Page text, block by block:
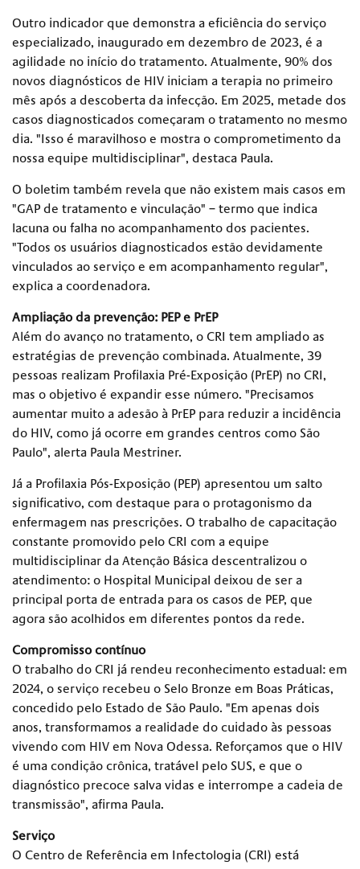
Outro indicador que demonstra a eficiência do serviço
especializado, inaugurado em dezembro de 2023, é a
agilidade no início do tratamento. Atualmente, 90% dos
novos diagnósticos de HIV iniciam a terapia no primeiro
mês após a descoberta da infecção. Em 2025, metade dos
casos diagnosticados começaram o tratamento no mesmo
dia. "Isso é maravilhoso e mostra o comprometimento da
nossa equipe multidisciplinar", destaca Paula.
O boletim também revela que não existem mais casos em
"GAP de tratamento e vinculação" – termo que indica
lacuna ou falha no acompanhamento dos pacientes.
"Todos os usuários diagnosticados estão devidamente
vinculados ao serviço e em acompanhamento regular",
explica a coordenadora.
Ampliação da prevenção: PEP e PrEP
Além do avanço no tratamento, o CRI tem ampliado as
estratégias de prevenção combinada. Atualmente, 39
pessoas realizam Profilaxia Pré-Exposição (PrEP) no CRI,
mas o objetivo é expandir esse número. "Precisamos
aumentar muito a adesão à PrEP para reduzir a incidência
do HIV, como já ocorre em grandes centros como São
Paulo", alerta Paula Mestriner.
Já a Profilaxia Pós-Exposição (PEP) apresentou um salto
significativo, com destaque para o protagonismo da
enfermagem nas prescrições. O trabalho de capacitação
constante promovido pelo CRI com a equipe
multidisciplinar da Atenção Básica descentralizou o
atendimento: o Hospital Municipal deixou de ser a
principal porta de entrada para os casos de PEP, que
agora são acolhidos em diferentes pontos da rede.
Compromisso contínuo
O trabalho do CRI já rendeu reconhecimento estadual: em
2024, o serviço recebeu o Selo Bronze em Boas Práticas,
concedido pelo Estado de São Paulo. "Em apenas dois
anos, transformamos a realidade do cuidado às pessoas
vivendo com HIV em Nova Odessa. Reforçamos que o HIV
é uma condição crônica, tratável pelo SUS, e que o
diagnóstico precoce salva vidas e interrompe a cadeia de
transmissão", afirma Paula.
Serviço
O Centro de Referência em Infectologia (CRI) está